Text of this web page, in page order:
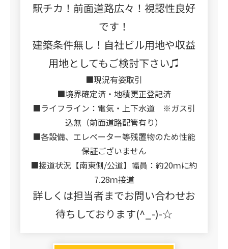
駅チカ！前面道路広々！視認性良好
です！
建築条件無し！自社ビル用地や収益
用地としてもご検討下さい♫
■現況有姿取引
■境界確定済・地積更正登記済
■ライフライン：電気・上下水道 ※ガス引
込無（前面道路配管有り）
■各設備、エレベーター等残置物のため性能
保証ございません
■接道状況【南東側/公道】幅員：約20ｍに約
7.28ｍ接道
詳しくは担当者までお問い合わせお
待ちしております(^_-)-☆